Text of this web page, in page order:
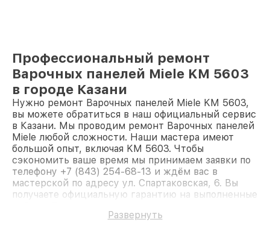
Профессиональный ремонт
Варочных панелей Miele KM 5603
в городе Казани
Нужно ремонт Варочных панелей Miele KM 5603,
вы можете обратиться в наш официальный сервис
в Казани. Мы проводим ремонт Варочных панелей
Miele любой сложности. Наши мастера имеют
большой опыт, включая KM 5603. Чтобы
сэкономить ваше время мы принимаем заявки по
телефону +7 (843) 254-68-13 и ждём вас в
мастерской по адресу ул. Спартаковская, 6. Вы
получаете официальную гарантию на выполненные
Развернуть